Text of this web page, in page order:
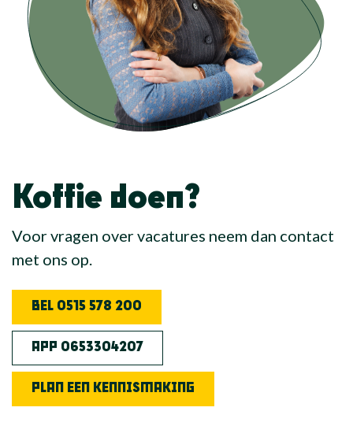
Koffie doen?
Voor vragen over vacatures neem dan contact
met ons op.
BEL 0515 578 200
APP 0653304207
PLAN EEN KENNISMAKING